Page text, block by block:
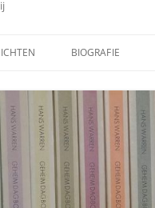
BIOGRAFIE